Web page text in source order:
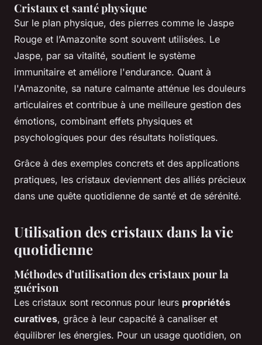
Cristaux et santé physique
Sur le plan physique, des pierres comme le Jaspe
Rouge et l’Amazonite sont souvent utilisées. Le
Jaspe, par sa vitalité, soutient le système
immunitaire et améliore l'endurance. Quant à
l'Amazonite, sa nature calmante atténue les douleurs
articulaires et contribue à une meilleure gestion des
émotions, combinant effets physiques et
psychologiques pour des résultats holistiques.
Grâce à des exemples concrets et des applications
pratiques, les cristaux deviennent des alliés précieux
dans une quête quotidienne de santé et de sérénité.
Utilisation des cristaux dans la vie
quotidienne
Méthodes d'utilisation des cristaux pour la
guérison
Les cristaux sont reconnus pour leurs propriétés
curatives, grâce à leur capacité à canaliser et
équilibrer les énergies. Pour un usage quotidien, on